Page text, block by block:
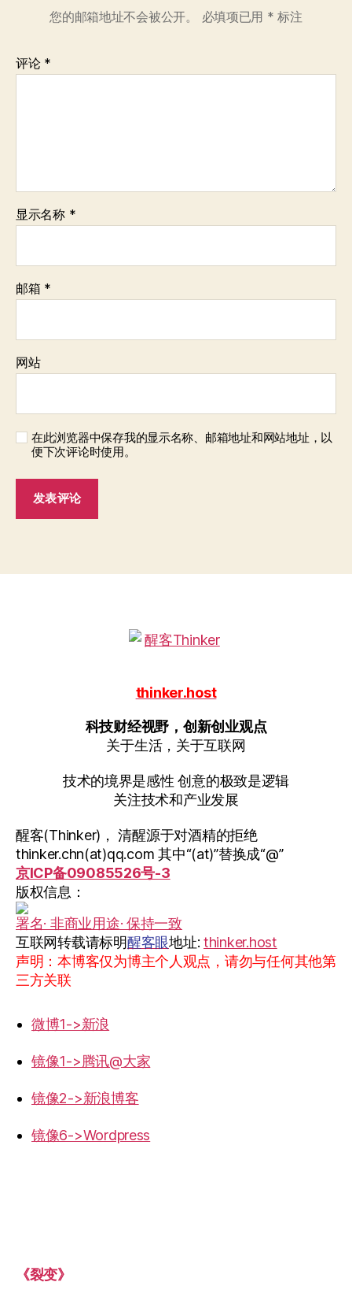
您的邮箱地址不会被公开。 必填项已用 * 标注
评论 *
显示名称 *
邮箱 *
网站
在此浏览器中保存我的显示名称、邮箱地址和网站地址，以
便下次评论时使用。
thinker.host
科技财经视野，创新创业观点
关于生活，关于互联网
技术的境界是感性 创意的极致是逻辑
关注技术和产业发展
醒客(Thinker)， 清醒源于对酒精的拒绝
thinker.chn(at)qq.com 其中“(at)”替换成“@”
京ICP备09085526号-3
版权信息：
署名· 非商业用途· 保持一致
互联网转载请标明醒客眼地址: thinker.host
声明：本博客仅为博主个人观点，请勿与任何其他第
三方关联
微博1->新浪
镜像1->腾讯@大家
镜像2->新浪博客
镜像6->Wordpress
《裂变》